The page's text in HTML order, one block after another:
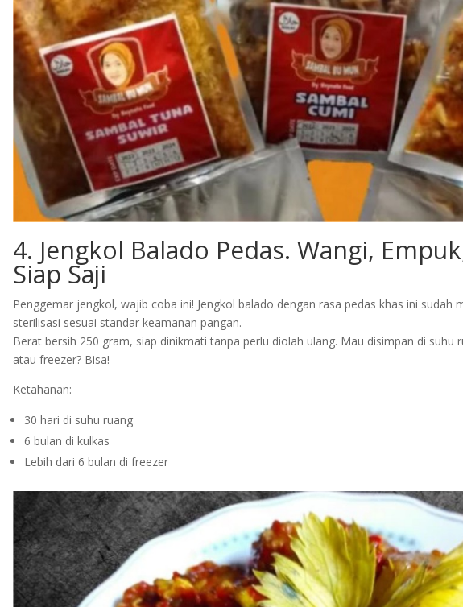
4. Jengkol Balado Pedas. Wangi,
Siap Saji
Penggemar jengkol, wajib coba ini! Jengkol balado dengan rasa pedas khas ini sudah
sterilisasi sesuai standar keamanan pangan.
Berat bersih 250 gram, siap dinikmati tanpa perlu diolah ulang. Mau disimpan di suhu
atau freezer? Bisa!
Ketahanan:
30 hari di suhu ruang
6 bulan di kulkas
Lebih dari 6 bulan di freezer